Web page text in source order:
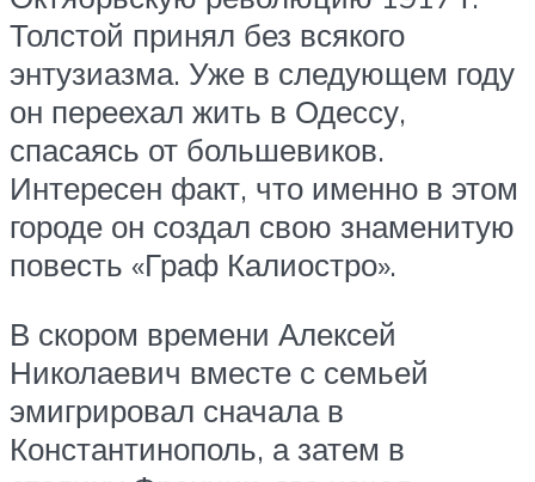
Толстой принял без всякого
энтузиазма. Уже в следующем году
он переехал жить в Одессу,
спасаясь от большевиков.
Интересен факт, что именно в этом
городе он создал свою знаменитую
повесть «Граф Калиостро».
В скором времени Алексей
Николаевич вместе с семьей
эмигрировал сначала в
Константинополь, а затем в